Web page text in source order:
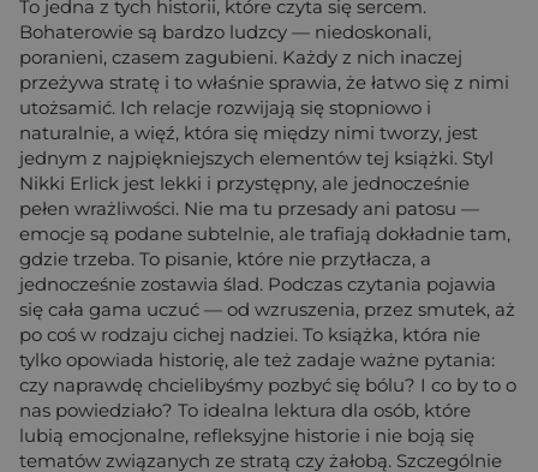
To jedna z tych historii, które czyta się sercem.
Bohaterowie są bardzo ludzcy — niedoskonali,
poranieni, czasem zagubieni. Każdy z nich inaczej
przeżywa stratę i to właśnie sprawia, że łatwo się z nimi
utożsamić. Ich relacje rozwijają się stopniowo i
naturalnie, a więź, która się między nimi tworzy, jest
jednym z najpiękniejszych elementów tej książki. Styl
Nikki Erlick jest lekki i przystępny, ale jednocześnie
pełen wrażliwości. Nie ma tu przesady ani patosu —
emocje są podane subtelnie, ale trafiają dokładnie tam,
gdzie trzeba. To pisanie, które nie przytłacza, a
jednocześnie zostawia ślad. Podczas czytania pojawia
się cała gama uczuć — od wzruszenia, przez smutek, aż
po coś w rodzaju cichej nadziei. To książka, która nie
tylko opowiada historię, ale też zadaje ważne pytania:
czy naprawdę chcielibyśmy pozbyć się bólu? I co by to o
nas powiedziało? To idealna lektura dla osób, które
lubią emocjonalne, refleksyjne historie i nie boją się
tematów związanych ze stratą czy żałobą. Szczególnie